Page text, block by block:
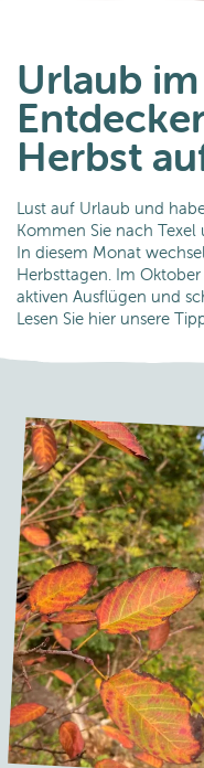
Urlaub
Herbst
Lust auf Urlaub und
Kommen Sie nach Texel
In diesem Monat
Herbsttagen. Im
aktiven Ausflügen und
Lesen Sie hier unsere